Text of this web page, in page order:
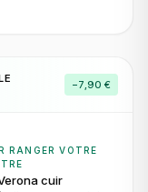
−7,90 €
RANGER VOTRE
cuir